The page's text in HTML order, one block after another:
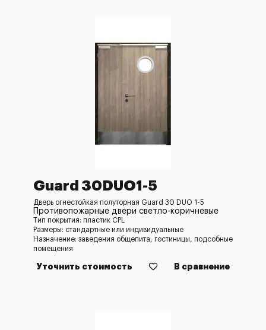
Guard 30DUO1-5
Дверь огнестойкая полуторная Guard 30 DUO 1-5
Противопожарные двери светло-коричневые
Тип покрытия: пластик CPL
Размеры: стандартные или индивидуальные
Назначение: заведения общепита, гостиницы, подсобные
помещения
Уточнить стоимость В сравнение